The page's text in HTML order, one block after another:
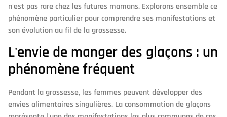
n'est pas rare chez les futures mamans. Explorons ensemble ce
phénomène particulier pour comprendre ses manifestations et
son évolution au fil de la grossesse.
L'envie de manger des glaçons : un
phénomène fréquent
Pendant la grossesse, les femmes peuvent développer des
envies alimentaires singulières. La consommation de glaçons